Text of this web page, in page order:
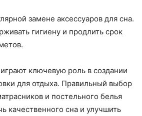
замене аксессуаров для сна.
гигиену и продлить срок
ключевую роль в создании
для отдыха. Правильный выбор
и постельного белья
качественного сна и улучшить